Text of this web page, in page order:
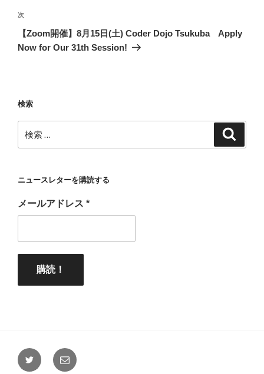
ゲ
ー
シ
稿
次
の
投
次
【Zoom開催】8月15日(土) Coder Dojo Tsukuba Apply
Now for Our 31th Session!
検索
索:
ニュースレターを購読する
メールアドレス *
Twitter
メ
ー